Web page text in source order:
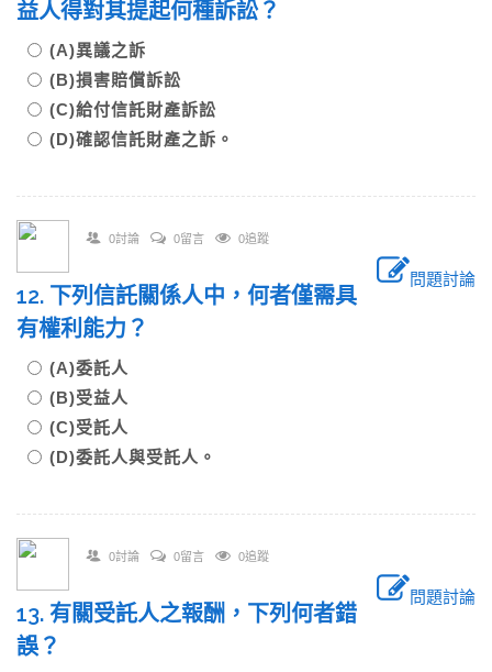
益人得對其提起何種訴訟？
(A)異議之訴
(B)損害賠償訴訟
(C)給付信託財產訴訟
(D)確認信託財產之訴。
0討論 0留言 0追蹤
問題討論
12. 下列信託關係人中，何者僅需具
有權利能力？
(A)委託人
(B)受益人
(C)受託人
(D)委託人與受託人。
0討論 0留言 0追蹤
問題討論
13. 有關受託人之報酬，下列何者錯
誤？